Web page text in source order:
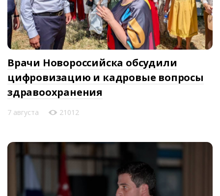
Врачи Новороссийска обсудили
цифровизацию и кадровые вопросы
здравоохранения
7 августа 21012